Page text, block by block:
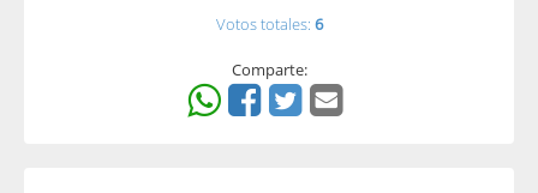
Votos totales: 6
Comparte: